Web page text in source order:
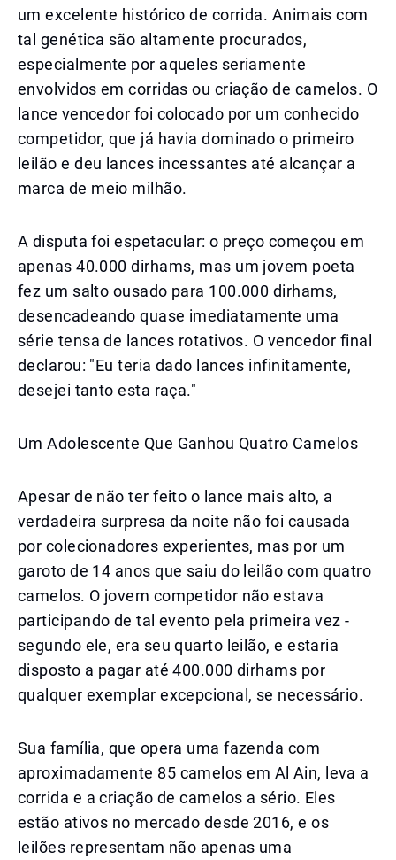
um excelente histórico de corrida. Animais com
tal genética são altamente procurados,
especialmente por aqueles seriamente
envolvidos em corridas ou criação de camelos. O
lance vencedor foi colocado por um conhecido
competidor, que já havia dominado o primeiro
leilão e deu lances incessantes até alcançar a
marca de meio milhão.
A disputa foi espetacular: o preço começou em
apenas 40.000 dirhams, mas um jovem poeta
fez um salto ousado para 100.000 dirhams,
desencadeando quase imediatamente uma
série tensa de lances rotativos. O vencedor final
declarou: "Eu teria dado lances infinitamente,
desejei tanto esta raça."
Um Adolescente Que Ganhou Quatro Camelos
Apesar de não ter feito o lance mais alto, a
verdadeira surpresa da noite não foi causada
por colecionadores experientes, mas por um
garoto de 14 anos que saiu do leilão com quatro
camelos. O jovem competidor não estava
participando de tal evento pela primeira vez -
segundo ele, era seu quarto leilão, e estaria
disposto a pagar até 400.000 dirhams por
qualquer exemplar excepcional, se necessário.
Sua família, que opera uma fazenda com
aproximadamente 85 camelos em Al Ain, leva a
corrida e a criação de camelos a sério. Eles
estão ativos no mercado desde 2016, e os
leilões representam não apenas uma